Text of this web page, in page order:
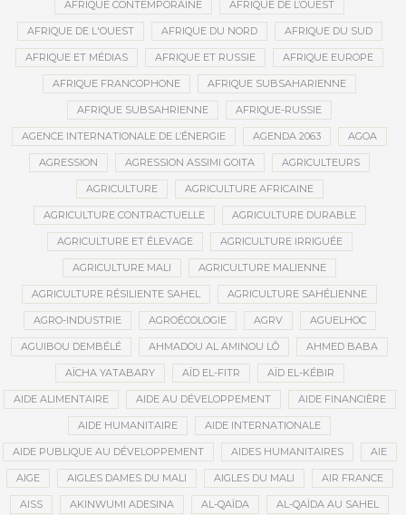
AFRIQUE CONTEMPORAINE AFRIQUE DE L’OUEST
AFRIQUE DE L'OUEST AFRIQUE DU NORD AFRIQUE DU SUD
AFRIQUE ET MÉDIAS AFRIQUE ET RUSSIE AFRIQUE EUROPE
AFRIQUE FRANCOPHONE AFRIQUE SUBSAHARIENNE
AFRIQUE SUBSAHRIENNE AFRIQUE-RUSSIE
AGENCE INTERNATIONALE DE L’ÉNERGIE AGENDA 2063 AGOA
AGRESSION AGRESSION ASSIMI GOITA AGRICULTEURS
AGRICULTURE AGRICULTURE AFRICAINE
AGRICULTURE CONTRACTUELLE AGRICULTURE DURABLE
AGRICULTURE ET ÉLEVAGE AGRICULTURE IRRIGUÉE
AGRICULTURE MALI AGRICULTURE MALIENNE
AGRICULTURE RÉSILIENTE SAHEL AGRICULTURE SAHÉLIENNE
AGRO-INDUSTRIE AGROÉCOLOGIE AGRV AGUELHOC
AGUIBOU DEMBÉLÉ AHMADOU AL AMINOU LÔ AHMED BABA
AÏCHA YATABARY AÏD EL-FITR AÏD EL-KÉBIR
AIDE ALIMENTAIRE AIDE AU DÉVELOPPEMENT AIDE FINANCIÈRE
AIDE HUMANITAIRE AIDE INTERNATIONALE
AIDE PUBLIQUE AU DÉVELOPPEMENT AIDES HUMANITAIRES AIE
AIGE AIGLES DAMES DU MALI AIGLES DU MALI AIR FRANCE
AISS AKINWUMI ADESINA AL-QAÏDA AL-QAÏDA AU SAHEL